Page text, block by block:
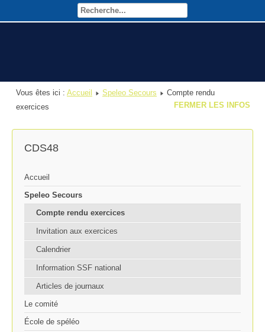
Vous êtes ici : Accueil Speleo Secours
Compte rendu
exercices
CDS48
Accueil
Speleo Secours
Compte rendu exercices
Invitation aux exercices
Calendrier
Information SSF national
Articles de journaux
Le comité
École de spéléo
FERMER LES INFOS